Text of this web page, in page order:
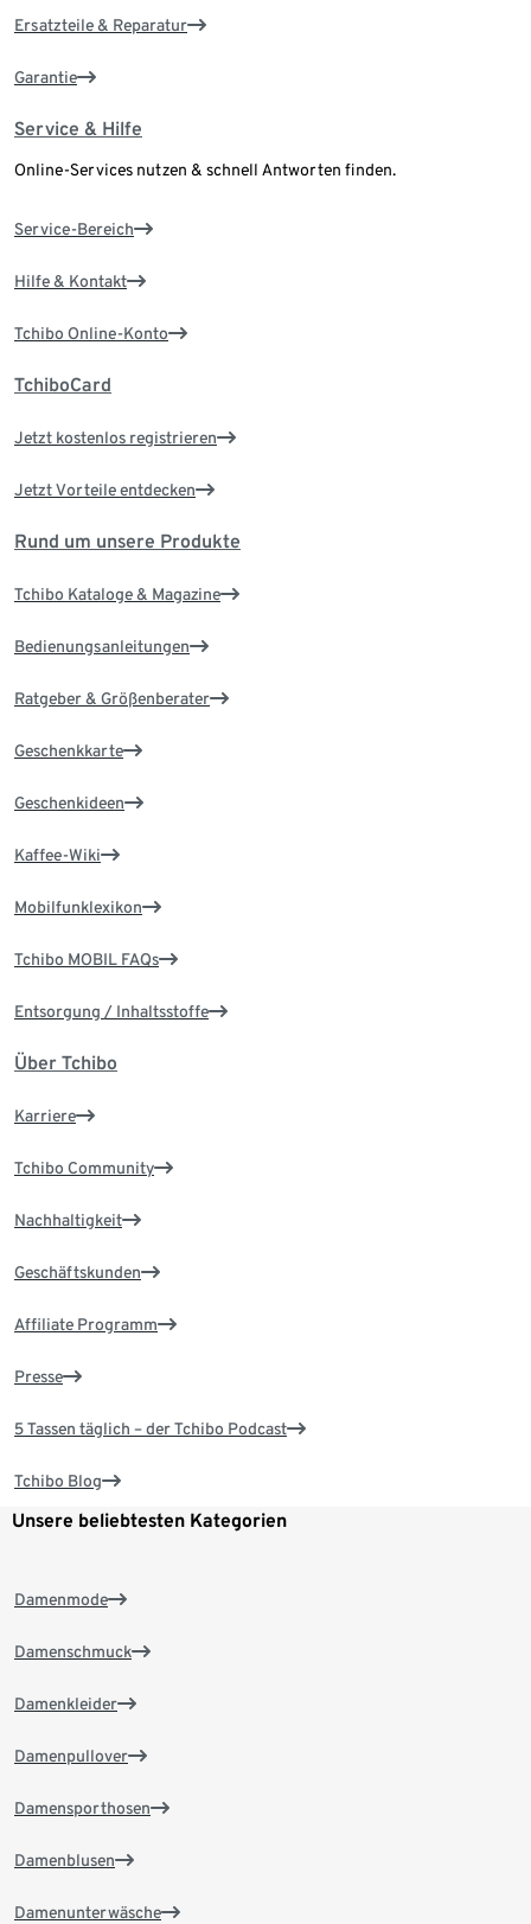
Ersatzteile & Reparatur
Garantie
Service & Hilfe
Online-Services nutzen & schnell Antworten finden.
Service-Bereich
Hilfe & Kontakt
Tchibo Online-Konto
TchiboCard
Jetzt kostenlos registrieren
Jetzt Vorteile entdecken
Rund um unsere Produkte
Tchibo Kataloge & Magazine
Bedienungsanleitungen
Ratgeber & Größenberater
Geschenkkarte
Geschenkideen
Kaffee-Wiki
Mobilfunklexikon
Tchibo MOBIL FAQs
Entsorgung / Inhaltsstoffe
Über Tchibo
Karriere
Tchibo Community
Nachhaltigkeit
Geschäftskunden
Affiliate Programm
Presse
5 Tassen täglich – der Tchibo Podcast
Tchibo Blog
Unsere beliebtesten Kategorien
Damenmode
Damenschmuck
Damenkleider
Damenpullover
Damensporthosen
Damenblusen
Damenunterwäsche